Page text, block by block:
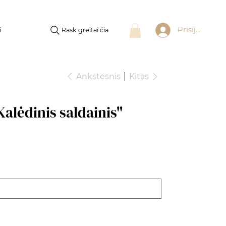
Rask greitai čia Prisijungti
Ankstesnis Kitas
saldainis"